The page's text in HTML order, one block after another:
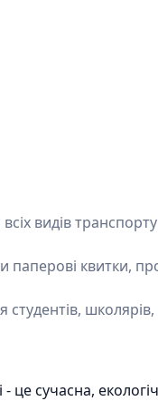
всіх видів
квитки,
це сучасна,